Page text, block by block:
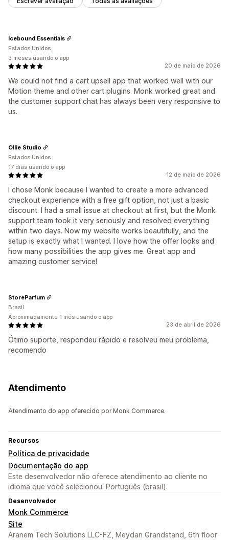
20 de maio de 2026
We could not find a cart upsell app that worked well with our
Motion theme and other cart plugins. Monk worked great and
the customer support chat has always been very responsive to
us.
Icebound Essentials
Estados Unidos
3 meses usando o app
12 de maio de 2026
I chose Monk because I wanted to create a more advanced
checkout experience with a free gift option, not just a basic
discount. I had a small issue at checkout at first, but the Monk
support team took it very seriously and resolved everything
within two days. Now my website works beautifully, and the
setup is exactly what I wanted. I love how the offer looks and
how many possibilities the app gives me. Great app and
amazing customer service!
Ollie Studio
Estados Unidos
17 dias usando o app
23 de abril de 2026
Ótimo suporte, respondeu rápido e resolveu meu problema,
recomendo
StoreParfum
Brasil
Aproximadamente 1 mês usando o app
Atendimento
Atendimento do app oferecido por Monk Commerce.
Recursos
Política de privacidade
Documentação do app
Este desenvolvedor não oferece atendimento ao cliente no
idioma que você selecionou: Português (brasil).
Desenvolvedor
Monk Commerce
Site
Aranem Tech Solutions LLC-FZ, Meydan Grandstand, 6th floor